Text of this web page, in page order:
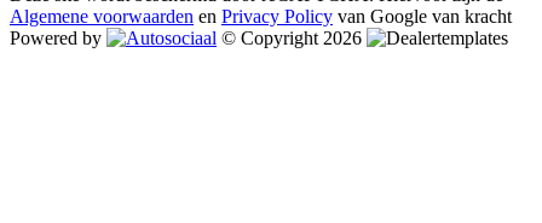
Algemene voorwaarden en Privacy Policy van Google van kracht
Powered by
© Copyright 2026